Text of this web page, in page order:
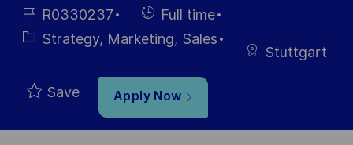
Date
Job R0330237
Hiring
Type
Full time
Category
Strategy, Marketing, Sales
Stuttgart
Save Apply Now